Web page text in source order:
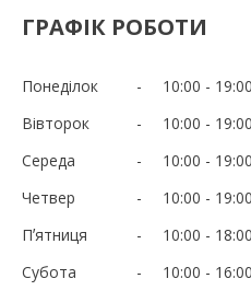
ГРАФІК РОБОТИ
Понеділок 10:00
19:00
Вівторок
10:00
19:00
Середа
10:00
19:00
Четвер
10:00
19:00
Пʼятниця
10:00
18:00
Субота
10:00
16:00